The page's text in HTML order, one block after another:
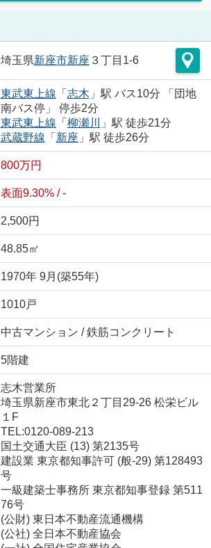
埼玉県新座市新座 ３丁目1-6
東武東上線 「 志木 」駅 バス10分 「団地
南バス停」 停歩2分
東武東上線 「 柳瀬川
」駅 徒歩21分
武蔵野線 「 新座 」駅 徒歩26分
800万円
表面9.30% / -
2,500円
48.85㎡
1970年 9月(築55年)
1010戸
中古マンション / 鉄筋コンクリート
5階建
志木営業所
埼玉県新座市東北２丁目29-26 松栄ビル
１F
TEL:0120-089-213
国土交通大臣 (13) 第2135号
建設業 東京都知事許可 (般-29) 第128493
号
一級建築士事務所 東京都知事登録 第511
76号
(公財) 東日本不動産流通機構
(公社) 全日本不動産協会